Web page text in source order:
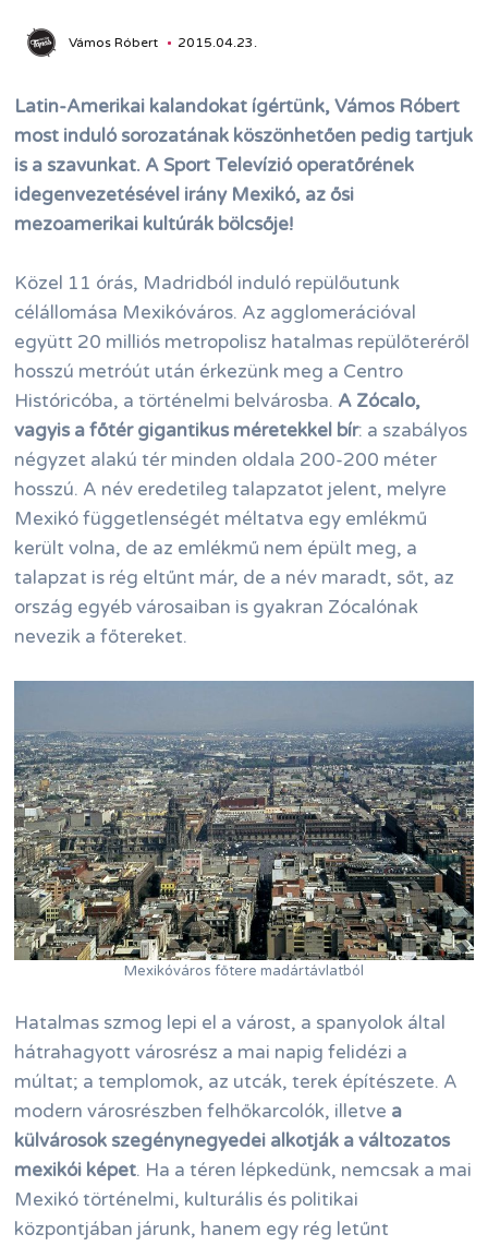
Vámos Róbert 2015.04.23.
Latin-Amerikai kalandokat ígértünk, Vámos Róbert
most induló sorozatának köszönhetően pedig tartjuk
is a szavunkat. A Sport Televízió operatőrének
idegenvezetésével irány Mexikó, az ősi
mezoamerikai kultúrák bölcsője!
Közel 11 órás, Madridból induló repülőutunk
célállomása Mexikóváros. Az agglomerációval
együtt 20 milliós metropolisz hatalmas repülőteréről
hosszú metróút után érkezünk meg a Centro
Históricóba, a történelmi belvárosba. A Zócalo,
vagyis a főtér gigantikus méretekkel bír: a szabályos
négyzet alakú tér minden oldala 200-200 méter
hosszú. A név eredetileg talapzatot jelent, melyre
Mexikó függetlenségét méltatva egy emlékmű
került volna, de az emlékmű nem épült meg, a
talapzat is rég eltűnt már, de a név maradt, sőt, az
ország egyéb városaiban is gyakran Zócalónak
nevezik a főtereket.
Mexikóváros főtere madártávlatból
Hatalmas szmog lepi el a várost, a spanyolok által
hátrahagyott városrész a mai napig felidézi a
múltat; a templomok, az utcák, terek építészete. A
modern városrészben felhőkarcolók, illetve a
külvárosok szegénynegyedei alkotják a változatos
mexikói képet. Ha a téren lépkedünk, nemcsak a mai
Mexikó történelmi, kulturális és politikai
központjában járunk, hanem egy rég letűnt